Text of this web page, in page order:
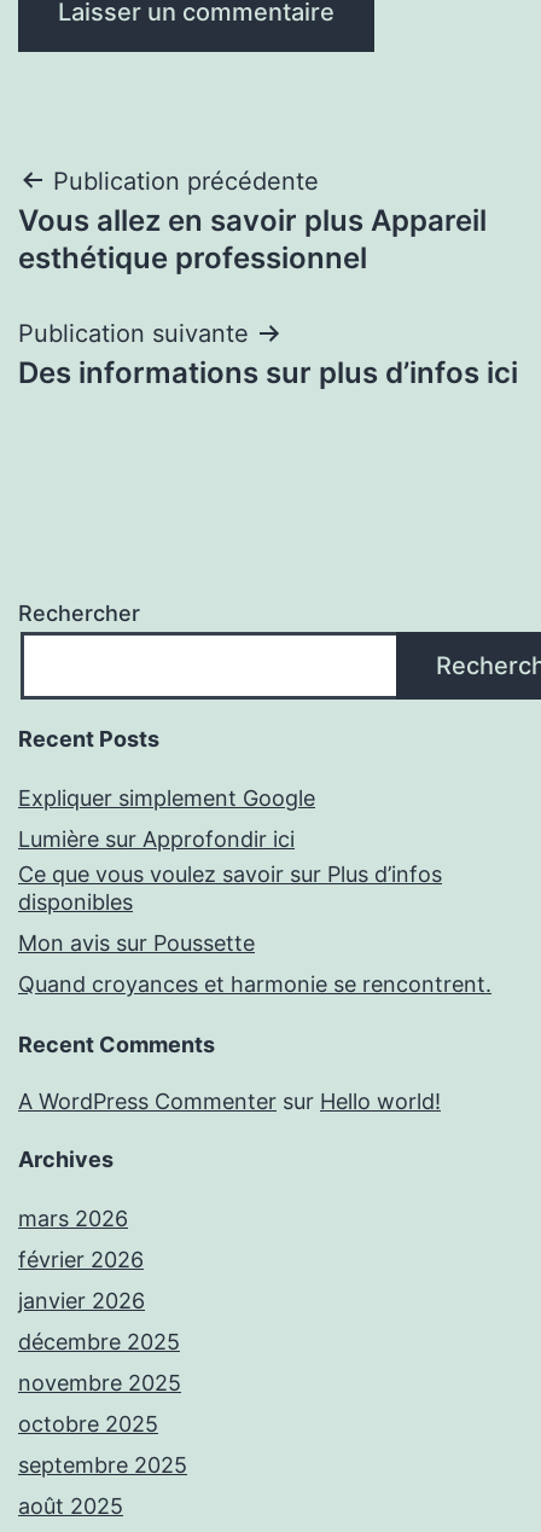
Navigation
de
Publication précédente
Vous allez en savoir plus Appareil
esthétique professionnel
Publication suivante
Des informations sur plus d’infos ici
Rechercher
Recent Posts
Expliquer simplement Google
Lumière sur Approfondir ici
Ce que vous voulez savoir sur Plus d’infos
disponibles
Mon avis sur Poussette
Quand croyances et harmonie se rencontrent.
Recent Comments
A WordPress Commenter sur Hello world!
Archives
mars 2026
février 2026
janvier 2026
décembre 2025
novembre 2025
octobre 2025
septembre 2025
août 2025